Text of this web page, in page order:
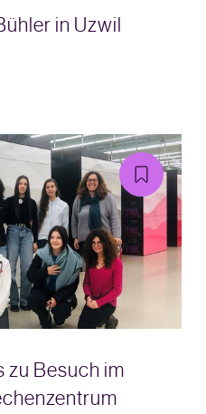
in Uzwil
zu Besuch im